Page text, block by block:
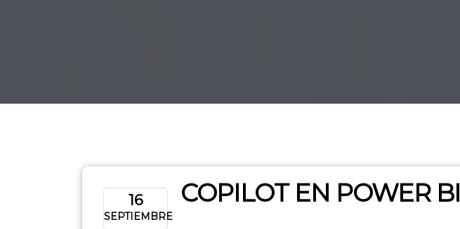
16
SEPTIEMBRE
COPILOT EN POWER BI